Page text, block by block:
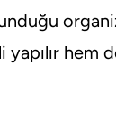
hem